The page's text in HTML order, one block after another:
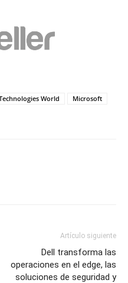
World
Microsoft
Artículo siguiente
Dell transforma las
operaciones en el edge, las
soluciones de seguridad y